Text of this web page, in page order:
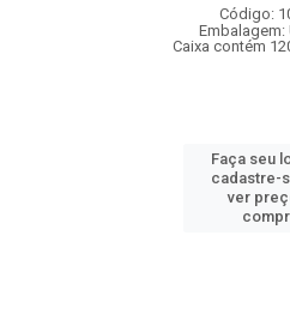
Código:
Embalagem:
Caixa contém
Faça seu
cadastre-
ver